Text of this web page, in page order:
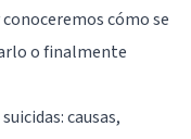
cómo se
o finalmente
causas,